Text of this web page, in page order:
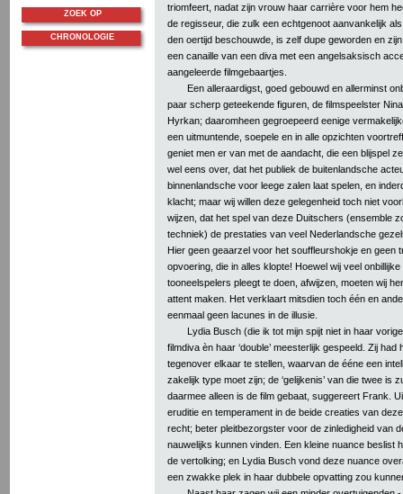
triomfeert, nadat zijn vrouw haar carrière voor hem
de regisseur, die zulk een echtgenoot aanvankelijk
den oertijd beschouwde, is zelf dupe geworden en zijn
een canaille van een diva met een angelsaksisch
aangeleerde filmgebaartjes.
Een alleraardigst, goed gebouwd en allerminst
paar scherp geteekende figuren, de filmspeelster
Hyrkan; daaromheen gegroepeerd eenige
een uitmuntende, soepele en in alle opzichten
geniet men er van met de aandacht, die een blijspel
wel eens over, dat het publiek de buitenlandsche
binnenlandsche voor leege zalen laat spelen, en
klacht; maar wij willen deze gelegenheid toch niet
wijzen, dat het spel van deze Duitschers (ensemble
techniek) de prestaties van veel Nederlandsche
Hier geen geaarzel voor het souffleurshokje en geen
opvoering, die in alles klopte! Hoewel wij veel
tooneelspelers pleegt te doen, afwijzen, moeten wij
attent maken. Het verklaart mitsdien toch één en
eenmaal geen lacunes in de illusie.
Lydia Busch (die ik tot mijn spijt niet in haar
filmdiva èn haar ‘double’ meesterlijk gespeeld. Zij had
tegenover elkaar te stellen, waarvan de ééne een
zakelijk type moet zijn; de ‘gelijkenis’ van die twee is
daarmee alleen is de film gebaat, suggereert Frank.
eruditie en temperament in de beide creaties van
recht; beter pleitbezorgster voor de zinledigheid van
nauwelijks kunnen vinden. Een kleine nuance beslist
de vertolking; en Lydia Busch vond deze nuance
een zwakke plek in haar dubbele opvatting zou
ZOEK OP
CHRONOLOGIE